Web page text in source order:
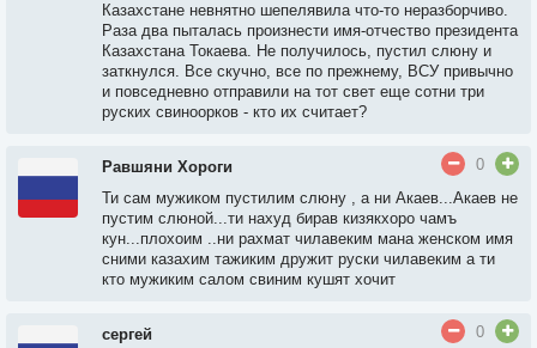
Казахстане невнятно шепелявила что-то неразборчиво.
Раза два пыталась произнести имя-отчество президента
Казахстана Токаева. Не получилось, пустил слюну и
заткнулся. Все скучно, все по прежнему, ВСУ привычно
и повседневно отправили на тот свет еще сотни три
руских свиноорков - кто их считает?
Равшяни Хороги
0
Ти сам мужиком пустилим слюну , а ни Акаев...Акаев не
пустим слюной...ти нахуд бирав кизякхоро чамъ
кун...плохоим ..ни рахмат чилавеким мана женском имя
сними казахим тажиким дружит руски чилавеким а ти
кто мужиким салом свиним кушят хочит
сергей
0